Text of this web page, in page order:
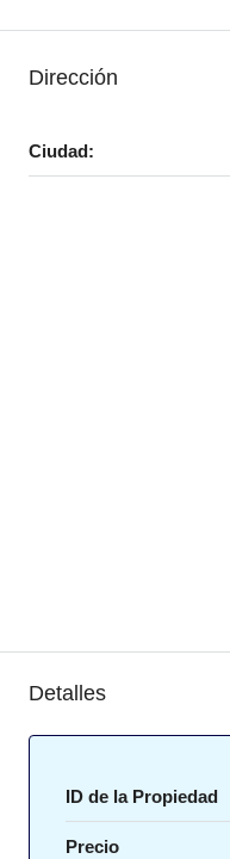
Dirección
Ciudad:
Detalles
ID de la Propiedad
Precio